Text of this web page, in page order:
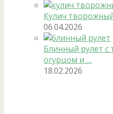
Кулич
06.04.2026
Блинный рулет
огурцом и …
18.02.2026